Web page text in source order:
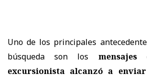
Uno de los principales
búsqueda son los
excursionista alcanzó a